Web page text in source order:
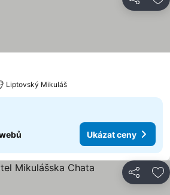
Sdílet
Liptovský Mikuláš
Ukázat ceny
Sdílet